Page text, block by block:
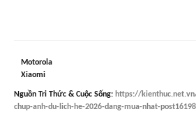
Motorola
Xiaomi
Nguồn Tri Thức & Cuộc Sống: https://
chup-anh-du-lich-he-2026-dang-mua-nhat-